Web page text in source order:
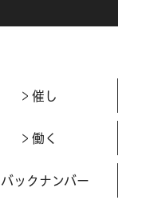
催し
働く
バックナンバー